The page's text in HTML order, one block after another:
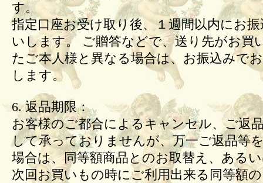
す。
指定口座お受け取り後、１週間以内にお
いします。 ご贈答などで、送り先がお買
たご本人様と異なる場合は、お振込みで
します。
6. 返品期限：
お客様のご都合によるキャンセル、ご返
して承っておりませんが、万一ご返品等
場合は、同等額商品とのお取替え、ある
次回お買いもの時にご利用出来る同等額